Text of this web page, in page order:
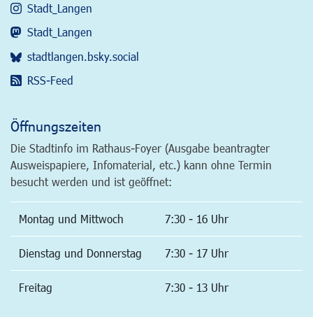
Stadt_Langen
Stadt_Langen
stadtlangen.bsky.social
RSS-Feed
Öffnungszeiten
Die Stadtinfo im Rathaus-Foyer (Ausgabe beantragter
Ausweispapiere, Infomaterial, etc.) kann ohne Termin
besucht werden und ist geöffnet:
Montag und Mittwoch 7:30 - 16 Uhr
Dienstag und Donnerstag 7:30 - 17 Uhr
Freitag 7:30 - 13 Uhr